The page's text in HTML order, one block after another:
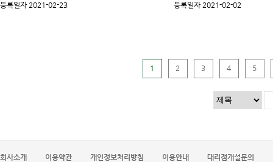
등록일자 2021-02-23
등록일자 2021-02-02
1 2 3 4 5
회사소개 이용약관 개인정보처리방침 이용안내 대리점개설문의